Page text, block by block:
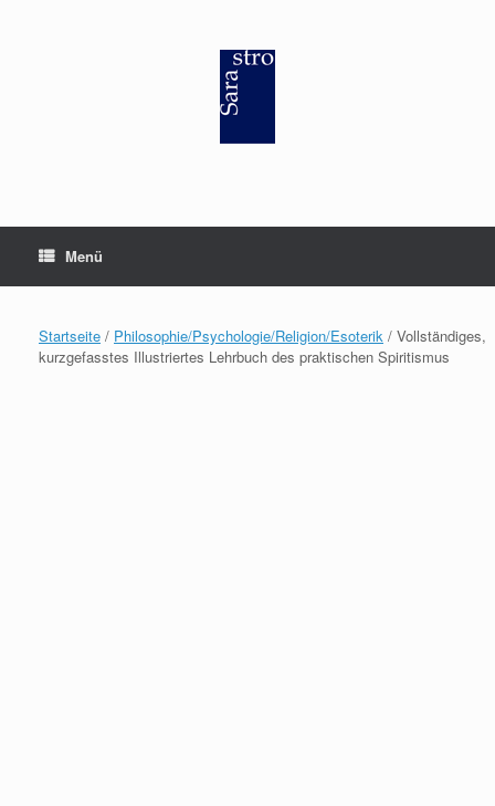
Menü
Startseite / Philosophie/Psychologie/Religion/Esoterik / Vollständiges,
kurzgefasstes Illustriertes Lehrbuch des praktischen Spiritismus